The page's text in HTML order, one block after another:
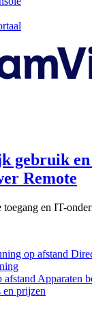
gebruik
Remote
toegang en IT-
op afstand
afstand Apparaten
en prijzen